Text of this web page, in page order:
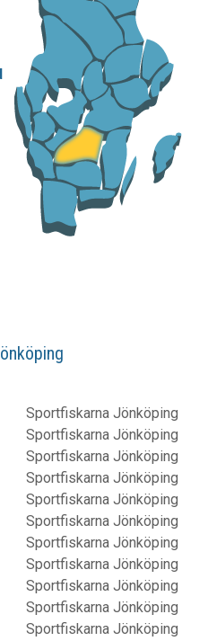
Sportfiskarna Jönköping
Sportfiskarna Jönköping
Sportfiskarna Jönköping
Sportfiskarna Jönköping
Sportfiskarna Jönköping
Sportfiskarna Jönköping
Sportfiskarna Jönköping
Sportfiskarna Jönköping
Sportfiskarna Jönköping
Sportfiskarna Jönköping
Sportfiskarna Jönköping